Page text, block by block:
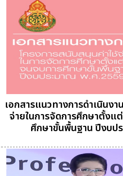
เอกสารแนวทางการดำเนินง
จ่ายในการจัดการศึกษาตั้งแ
ศึกษาขั้นพื้นฐาน ปีงบป